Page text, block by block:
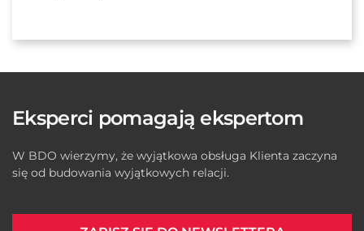
Eksperci pomagają ekspertom
W BDO wierzymy, że wyjątkowa obsługa Klienta zaczyna
się od budowania wyjątkowych relacji.